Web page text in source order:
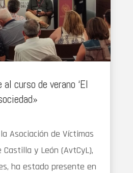
curso de verano ‘El
Asociación de Víctimas
y León (AvtCyL),
ha estado presente en